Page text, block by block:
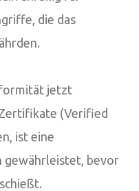
die das
jetzt
(Verified
ist eine
gewährleistet, bevor